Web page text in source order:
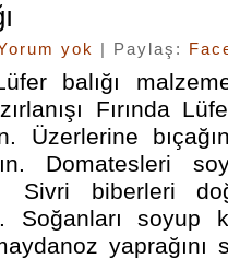
yok | Paylaş:
balığı
Fırında
Üzerlerine
Domatesleri
Sivri biberleri
soyup
yaprağını